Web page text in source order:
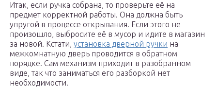
Итак, если ручка собрана, то проверьте её на
предмет корректной работы. Она должна быть
упругой в процессе открывания. Если этого не
произошло, выбросите её в мусор и идите в магазин
за новой. Кстати, установка дверной ручки на
межкомнатную дверь проводится в обратном
порядке. Сам механизм приходит в разобранном
виде, так что заниматься его разборкой нет
необходимости.